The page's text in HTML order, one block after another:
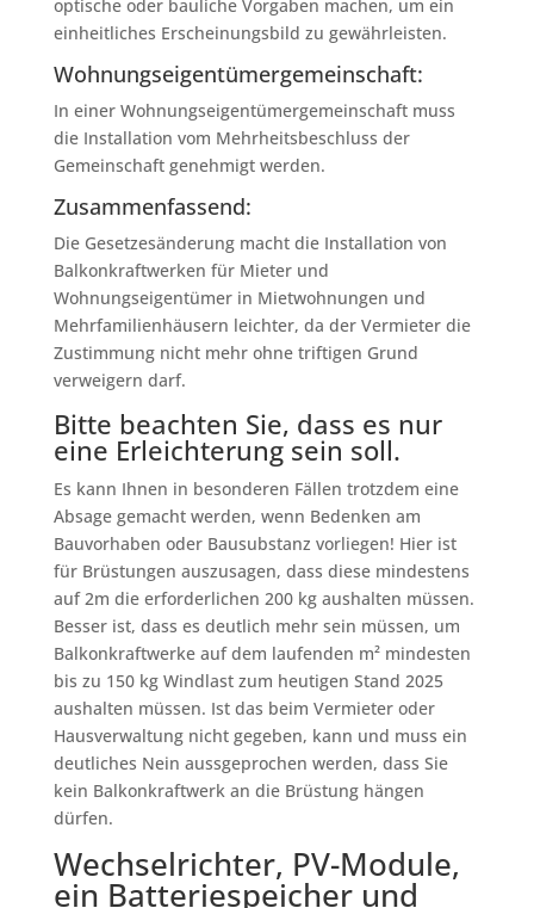
optische oder bauliche Vorgaben machen, um ein
einheitliches Erscheinungsbild zu gewährleisten.
Wohnungseigentümergemeinschaft:
In einer Wohnungseigentümergemeinschaft muss
die Installation vom Mehrheitsbeschluss der
Gemeinschaft genehmigt werden.
Zusammenfassend:
Die Gesetzesänderung macht die Installation von
Balkonkraftwerken für Mieter und
Wohnungseigentümer in Mietwohnungen und
Mehrfamilienhäusern leichter, da der Vermieter die
Zustimmung nicht mehr ohne triftigen Grund
verweigern darf.
Bitte beachten Sie, dass es nur
eine Erleichterung sein soll.
Es kann Ihnen in besonderen Fällen trotzdem eine
Absage gemacht werden, wenn Bedenken am
Bauvorhaben oder Bausubstanz vorliegen! Hier ist
für Brüstungen auszusagen, dass diese mindestens
auf 2m die erforderlichen 200 kg aushalten müssen.
Besser ist, dass es deutlich mehr sein müssen, um
Balkonkraftwerke auf dem laufenden m² mindesten
bis zu 150 kg Windlast zum heutigen Stand 2025
aushalten müssen. Ist das beim Vermieter oder
Hausverwaltung nicht gegeben, kann und muss ein
deutliches Nein aussgeprochen werden, dass Sie
kein Balkonkraftwerk an die Brüstung hängen
dürfen.
Wechselrichter, PV-Module,
ein Batteriespeicher und